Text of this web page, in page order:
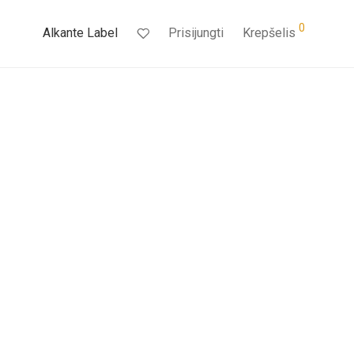
Alkante Label Prisijungti Krepšelis 0